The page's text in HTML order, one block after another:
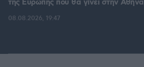
της Ευρώπης που θα γίνει στην Αθήνα
08.08.2026, 19:47